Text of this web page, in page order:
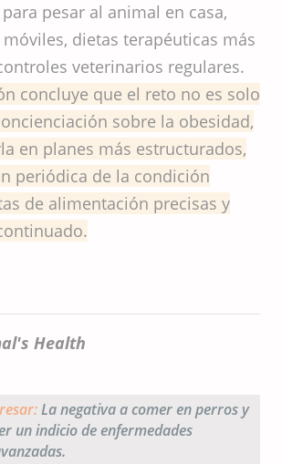
pesar al animal en casa,
dietas terapéuticas más
veterinarios regulares.
concluye que el reto no es solo
sobre la obesidad,
en planes más estructurados,
periódica de la condición
de alimentación precisas y
Health
La negativa a comer en perros y
un indicio de enfermedades